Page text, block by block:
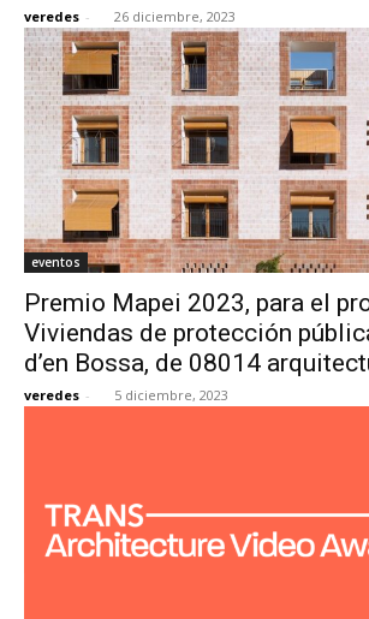
veredes - 26 diciembre, 2023
eventos
Premio Mapei 2023, para el
Viviendas de protección
d’en Bossa, de 08014
veredes - 5 diciembre, 2023